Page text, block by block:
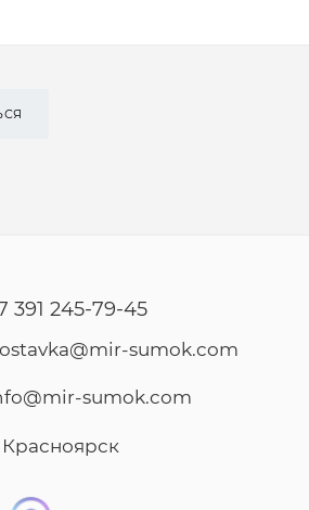
391 245-79-45
sumok.com
sumok.com
Красноярск